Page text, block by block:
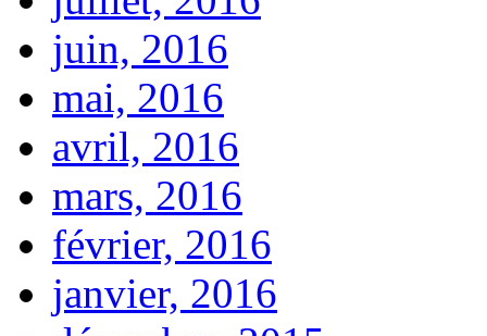
juin, 2016
mai, 2016
avril, 2016
mars, 2016
février, 2016
janvier, 2016